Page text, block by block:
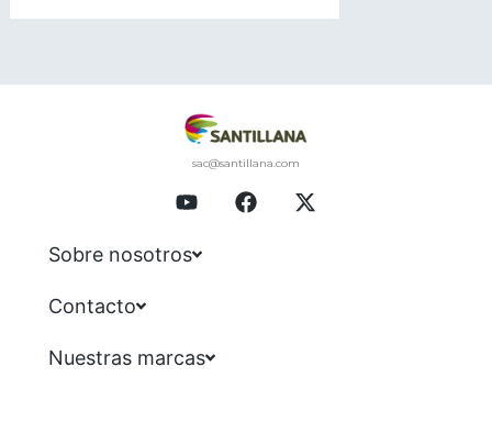
sac@santillana.com
Sobre nosotros
Contacto
Nuestras marcas